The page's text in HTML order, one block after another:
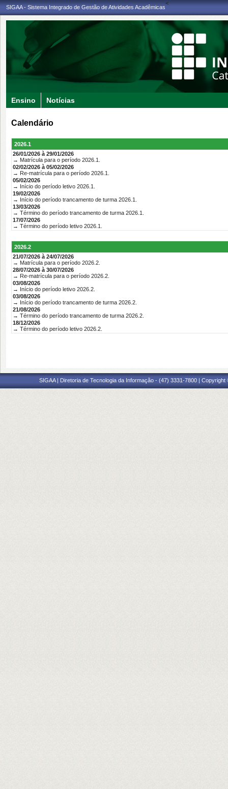
SIGAA - Sistema Integrado de Gestão de Atividades Acadêmicas
<
Ensino Notícias
Calendário
2026.1
26/01/2026 à 29/01/2026
→ Matrícula para o período 2026.1.
02/02/2026 à 05/02/2026
→ Re-matrícula para o período 2026.1.
05/02/2026
→ Início do período letivo 2026.1.
19/02/2026
→ Início do período trancamento de turma 2026.1.
13/03/2026
→ Término do período trancamento de turma 2026.1.
17/07/2026
→ Término do período letivo 2026.1.
2026.2
21/07/2026 à 24/07/2026
→ Matrícula para o período 2026.2.
28/07/2026 à 30/07/2026
→ Re-matrícula para o período 2026.2.
03/08/2026
→ Início do período letivo 2026.2.
03/08/2026
→ Início do período trancamento de turma 2026.2.
21/08/2026
→ Término do período trancamento de turma 2026.2.
18/12/2026
→ Término do período letivo 2026.2.
SIGAA | Diretoria de Tecnologia da Informação - (47) 3331-7800 |